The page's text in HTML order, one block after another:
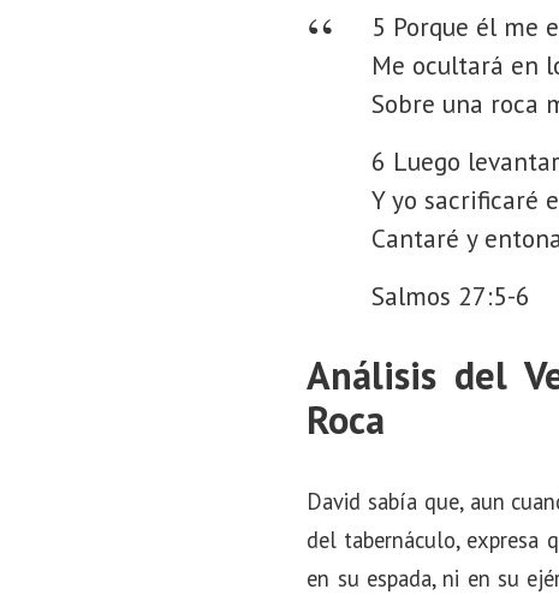
5 Porque él me
Me ocultará en
Sobre una roca
6 Luego
Y yo sacrificaré
Cantaré y
Salmos 27:5-6
Análisis del
Roca
David sabía que, aun
del tabernáculo, expresa
en su espada, ni en su